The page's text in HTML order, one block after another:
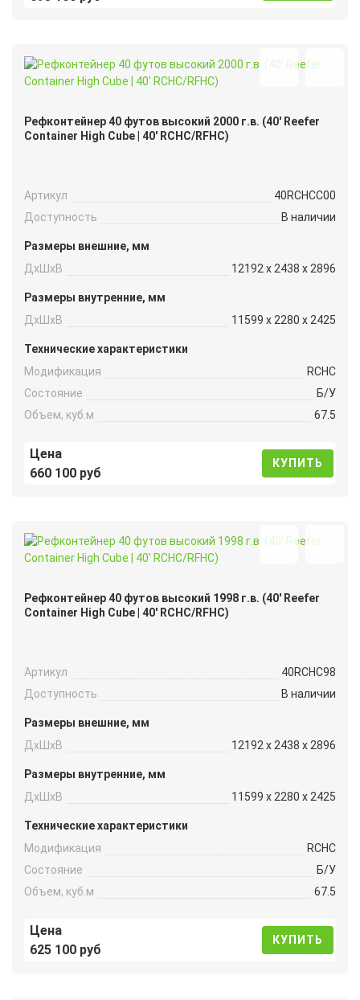
Рефконтейнер 40 футов высокий 2000 г.в. (40′ Reefer
Container High Cube | 40′ RCHC/RFHC)
Артикул
40RCHCC00
Доступность
В наличии
Размеры внешние, мм
ДxШxВ
12192 x 2438 x 2896
Размеры внутренние, мм
ДxШxВ
11599 x 2280 x 2425
Технические характеристики
Модификация
RCHC
Состояние
Б/У
Объем, куб.м
67.5
Цена
660 100 руб
КУПИТЬ
Рефконтейнер 40 футов высокий 1998 г.в. (40′ Reefer
Container High Cube | 40′ RCHC/RFHC)
Артикул
40RCHC98
Доступность
В наличии
Размеры внешние, мм
ДxШxВ
12192 x 2438 x 2896
Размеры внутренние, мм
ДxШxВ
11599 x 2280 x 2425
Технические характеристики
Модификация
RCHC
Состояние
Б/У
Объем, куб.м
67.5
Цена
625 100 руб
КУПИТЬ